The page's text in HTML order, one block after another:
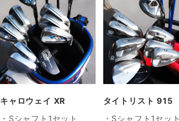
キャロウェイ XR
・Sシャフト1セット
タイトリスト 915
・Sシャフト1セット